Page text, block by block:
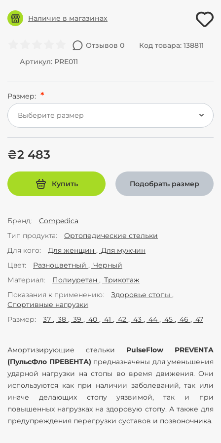
Наличие в магазинах
Отзывов 0
Код товара: 138811
Артикул: PRE011
Размер:
Выберите размер
₴2 483
Купить Подобрать размер
Бренд
Compedica
Тип продукта
Ортопедические стельки
Для кого
Для женщин
Для мужчин
Цвет
Разноцветный
Черный
Материал
Полиуретан
Трикотаж
Показания к применению
Здоровье стопы
Спортивные нагрузки
Размер
37 38 39 40 41 42 43 44 45 46 47
Амортизирующие стельки PulseFlow PREVENTA
(ПульсФло ПРЕВЕНТА) предназначены для уменьшения
ударной нагрузки на стопы во время движения. Они
используются как при наличии заболеваний, так или
иначе делающих стопу уязвимой, так и при
повышенных нагрузках на здоровую стопу. А также для
предупреждения перегрузки суставов и позвоночника.